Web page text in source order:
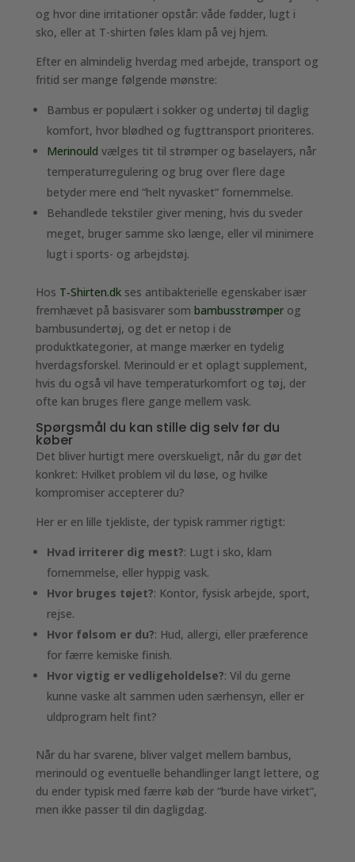
og hvor dine irritationer opstår: våde fødder, lugt i
sko, eller at T-shirten føles klam på vej hjem.
Efter en almindelig hverdag med arbejde, transport og
fritid ser mange følgende mønstre:
Bambus er populært i sokker og undertøj til daglig
komfort, hvor blødhed og fugttransport prioriteres.
Merinould vælges tit til strømper og baselayers, når
temperaturregulering og brug over flere dage
betyder mere end “helt nyvasket” fornemmelse.
Behandlede tekstiler giver mening, hvis du sveder
meget, bruger samme sko længe, eller vil minimere
lugt i sports- og arbejdstøj.
Hos T‑Shirten.dkses antibakterielle egenskaber især
fremhævet på basisvarer som bambusstrømperog
bambusundertøj, og det er netop i de
produktkategorier, at mange mærker en tydelig
hverdagsforskel. Merinould er et oplagt supplement,
hvis du også vil have temperaturkomfort og tøj, der
ofte kan bruges flere gange mellem vask.
Spørgsmål du kan stille dig selv før du
køber
Det bliver hurtigt mere overskueligt, når du gør det
konkret: Hvilket problem vil du løse, og hvilke
kompromiser accepterer du?
Her er en lille tjekliste, der typisk rammer rigtigt:
Hvad irriterer dig mest?: Lugt i sko, klam
fornemmelse, eller hyppig vask.
Hvor bruges tøjet?: Kontor, fysisk arbejde, sport,
rejse.
Hvor følsom er du?: Hud, allergi, eller præference
for færre kemiske finish.
Hvor vigtig er vedligeholdelse?: Vil du gerne
kunne vaske alt sammen uden særhensyn, eller er
uldprogram helt fint?
Når du har svarene, bliver valget mellem bambus,
merinould og eventuelle behandlinger langt lettere, og
du ender typisk med færre køb der “burde have virket”,
men ikke passer til din dagligdag.